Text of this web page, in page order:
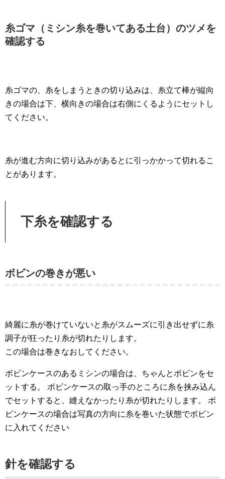
糸ゴマ（ミシン糸を巻いてある土台）のツメを
確認する
糸ゴマの、糸をしまうときの切り込みは、糸立て棒が縦向
きの場合は下、横向きの場合は右側にくるようにセットし
てください。
糸が進む方向に切り込みがあるとに引っかかって切れるこ
とがあります。
下糸を確認する
ボビンの巻きが悪い
綺麗に糸が巻けていないと糸がスムーズに引き出せずに糸
調子が狂ったり糸が切れたりします。
この場合は巻きなおしてください。
ボビンケースのあるミシンの場合は、ちゃんとボビンをセ
ットする。 ボビンケースの取っ手のところに糸を挟み込ん
でセットすると、縫えなかったり糸が切れたりします。 ボ
ビンケースの場合は写真の方向に糸を巻いた状態でボビン
に入れてください
針を確認する